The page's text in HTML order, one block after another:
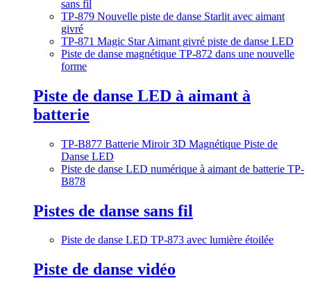
sans fil
TP-879 Nouvelle piste de danse Starlit avec aimant
givré
TP-871 Magic Star Aimant givré piste de danse LED
Piste de danse magnétique TP-872 dans une nouvelle
forme
Piste de danse LED à aimant à
batterie
TP-B877 Batterie Miroir 3D Magnétique Piste de
Danse LED
Piste de danse LED numérique à aimant de batterie TP-
B878
Pistes de danse sans fil
Piste de danse LED TP-873 avec lumière étoilée
Piste de danse vidéo